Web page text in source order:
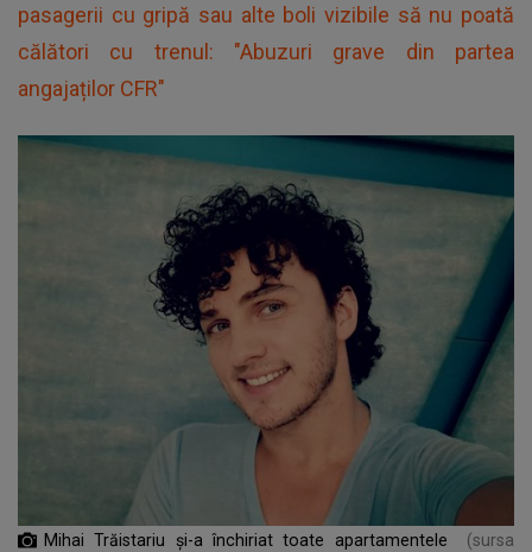
pasagerii cu gripă sau alte boli vizibile să nu poată
călători cu trenul: "Abuzuri grave din partea
angajaților CFR"
Mihai Trăistariu și-a închiriat toate apartamentele
(sursa